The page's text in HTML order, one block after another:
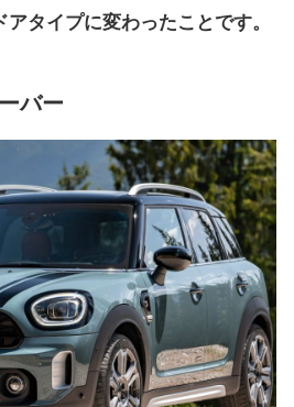
タイプに変わったことです。
バー